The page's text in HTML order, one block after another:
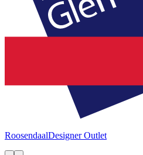
RoosendaalDesigner Outlet